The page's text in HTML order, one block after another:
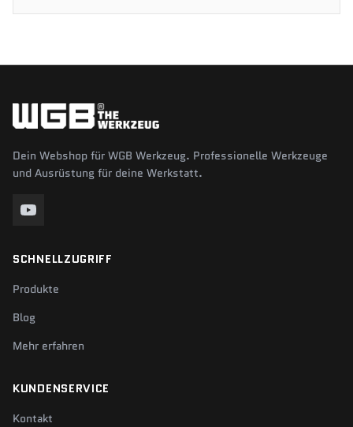
Dein Webshop für WGB Werkzeug. Professionelle Werkzeuge
und Ausrüstung für deine Werkstatt.
SCHNELLZUGRIFF
Produkte
Blog
Mehr erfahren
KUNDENSERVICE
Kontakt